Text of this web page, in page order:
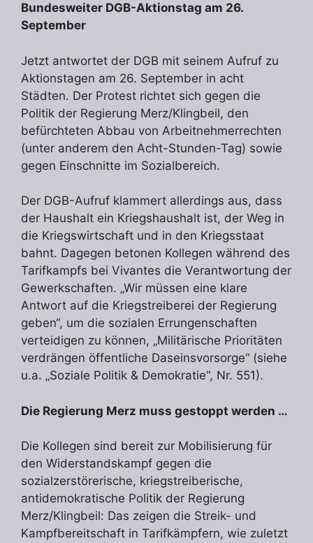
Bundesweiter DGB-Aktionstag am 26.
September
Jetzt antwortet der DGB mit seinem Aufruf zu
Aktionstagen am 26. September in acht
Städten. Der Protest richtet sich gegen die
Politik der Regierung Merz/Klingbeil, den
befürchteten Abbau von Arbeitnehmerrechten
(unter anderem den Acht-Stunden-Tag) sowie
gegen Einschnitte im Sozialbereich.
Der DGB-Aufruf klammert allerdings aus, dass
der Haushalt ein Kriegshaushalt ist, der Weg in
die Kriegswirtschaft und in den Kriegsstaat
bahnt. Dagegen betonen Kollegen während des
Tarifkampfs bei Vivantes die Verantwortung der
Gewerkschaften. „Wir müssen eine klare
Antwort auf die Kriegstreiberei der Regierung
geben“, um die sozialen Errungenschaften
verteidigen zu können, „Militärische Prioritäten
verdrängen öffentliche Daseinsvorsorge“ (siehe
u.a. „Soziale Politik & Demokratie“, Nr. 551).
Die Regierung Merz muss gestoppt werden …
Die Kollegen sind bereit zur Mobilisierung für
den Widerstandskampf gegen die
sozialzerstörerische, kriegstreiberische,
antidemokratische Politik der Regierung
Merz/Klingbeil: Das zeigen die Streik- und
Kampfbereitschaft in Tarifkämpfern, wie zuletzt